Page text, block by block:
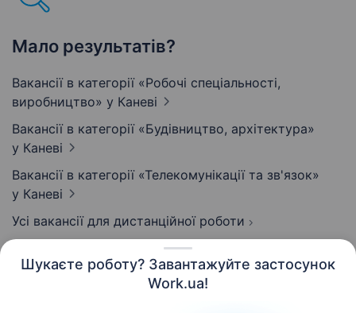
Шукаєте роботу? Завантажуйте застосунок
Work.ua!
Мало результатів?
Вакансії в категорії «Робочі спеціальності,
виробництво» у Каневі
Вакансії в категорії «Будівництво, архітектура»
у Каневі
Вакансії в категорії «Телекомунікації та зв'язок»
у Каневі
Усі вакансії для дистанційної роботи